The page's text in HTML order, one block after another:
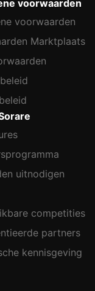
voorwaarden
voorwaarden
Marktplaats
uitnodigen
competities
partners
kennisgeving